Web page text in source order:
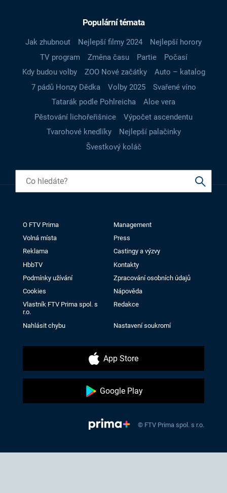
Populární témata
Jak zhubnout Nejlepší filmy 2024
Nejlepší horory
TV program
Změna času Partie
Počasí
Kdy budou volby
ZOO Nové začátky
Auto – katalog
7 pádů Honzy Dědka
Volby 2025
Svařené víno
Tatarák podle Pohlreicha
Aloe vera
Pěstování lichořeřišnice
Výpočet ascendentu
Tvarohové knedlíky
Nejlepší palačinky
Švestkový koláč
O FTV Prima
Management
Volná místa
Press
Reklama
Castingy a výzvy
HbbTV
Kontakty
Podmínky užívání
Zpracování osobních údajů
Cookies
Nápověda
Vlastník FTV Prima spol. s
r.o.
Redakce
Nahlásit chybu Nastavení soukromí
App Store
Google Play
© FTV Prima spol. s r.o.